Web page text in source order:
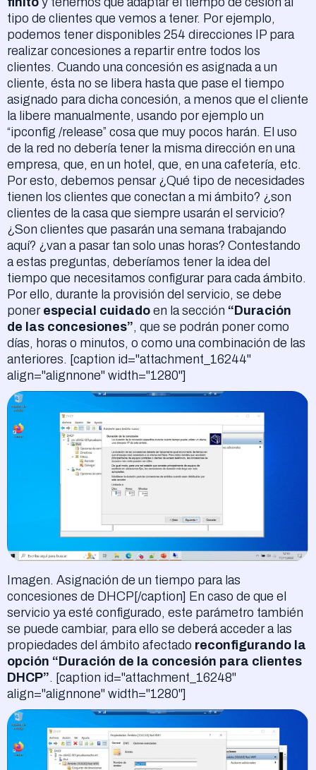
tipo de clientes que vemos a tener. Por ejemplo,
podemos tener disponibles 254 direcciones IP para
realizar concesiones a repartir entre todos los
clientes. Cuando una concesión es asignada a un
cliente, ésta no se libera hasta que pase el tiempo
asignado para dicha concesión, a menos que el cliente
la libere manualmente, usando por ejemplo un
“ipconfig /release” cosa que muy pocos harán. El uso
de la red no debería tener la misma dirección en una
empresa, que, en un hotel, que, en una cafetería, etc.
Por esto, debemos pensar ¿Qué tipo de necesidades
tienen los clientes que conectan a mi ámbito? ¿son
clientes de la casa que siempre usarán el servicio?
¿Son clientes que pasarán una semana trabajando
aquí? ¿van a pasar tan solo unas horas? Contestando
a estas preguntas, deberíamos tener la idea del
tiempo que necesitamos configurar para cada ámbito.
Por ello, durante la provisión del servicio, se debe
poner especial cuidado en la sección “Duración
de las concesiones”, que se podrán poner como
días, horas o minutos, o como una combinación de las
anteriores. [caption id="attachment_16244"
align="alignnone" width="1280"]
Imagen. Asignación de un tiempo para las
concesiones de DHCP[/caption] En caso de que el
servicio ya esté configurado, este parámetro también
se puede cambiar, para ello se deberá acceder a las
propiedades del ámbito afectado reconfigurando la
opción “Duración de la concesión para clientes
DHCP”. [caption id="attachment_16248"
align="alignnone" width="1280"]